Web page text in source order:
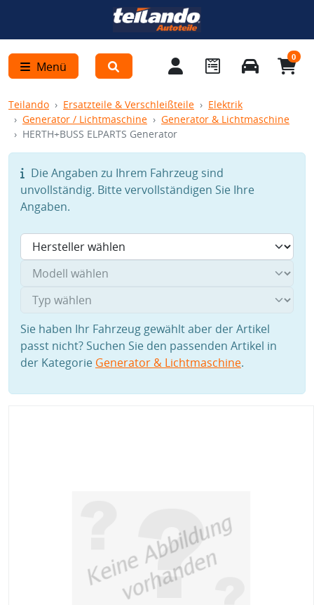
Menü
0
Teilando Ersatzteile & Verschleißteile
Elektrik
Generator / Lichtmaschine
Generator & Lichtmaschine
HERTH+BUSS ELPARTS Generator
Die Angaben zu Ihrem Fahrzeug sind
unvollständig. Bitte vervollständigen Sie Ihre
Angaben.
Sie haben Ihr Fahrzeug gewählt aber der Artikel
passt nicht? Suchen Sie den passenden Artikel in
der Kategorie Generator & Lichtmaschine.